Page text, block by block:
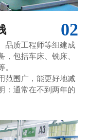
02
品质工程师等组建成
，包括车床、铣床、
。
范围广，能更好地减
：通常在不到两年的